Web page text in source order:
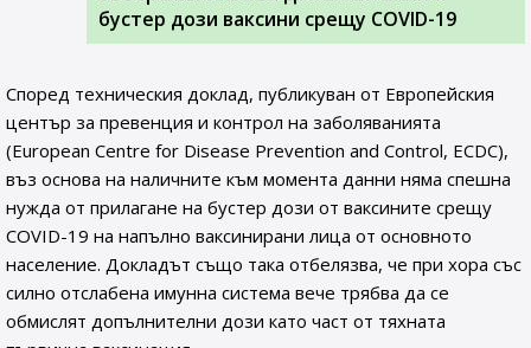
бустер дози ваксини срещу COVID-19
Според техническия доклад, публикуван от Европейския
център за превенция и контрол на заболяванията
(European Centre for Disease Prevention and Control, ECDC),
въз основа на наличните към момента данни няма спешна
нужда от прилагане на бустер дози от ваксините срещу
COVID-19 на напълно ваксинирани лица от основното
население. Докладът също така отбелязва, че при хора със
силно отслабена имунна система вече трябва да се
обмислят допълнителни дози като част от тяхната